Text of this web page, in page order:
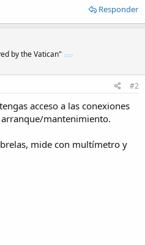
Responder
by the Vatican"
#2
acceso a las conexiones
mantenimiento.
mide con multímetro y